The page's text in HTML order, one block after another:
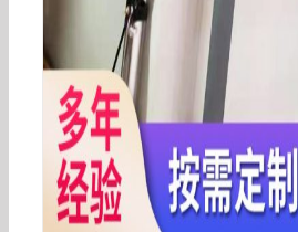
整机食品级不锈钢黑芝麻烘烤设
炉现货供应